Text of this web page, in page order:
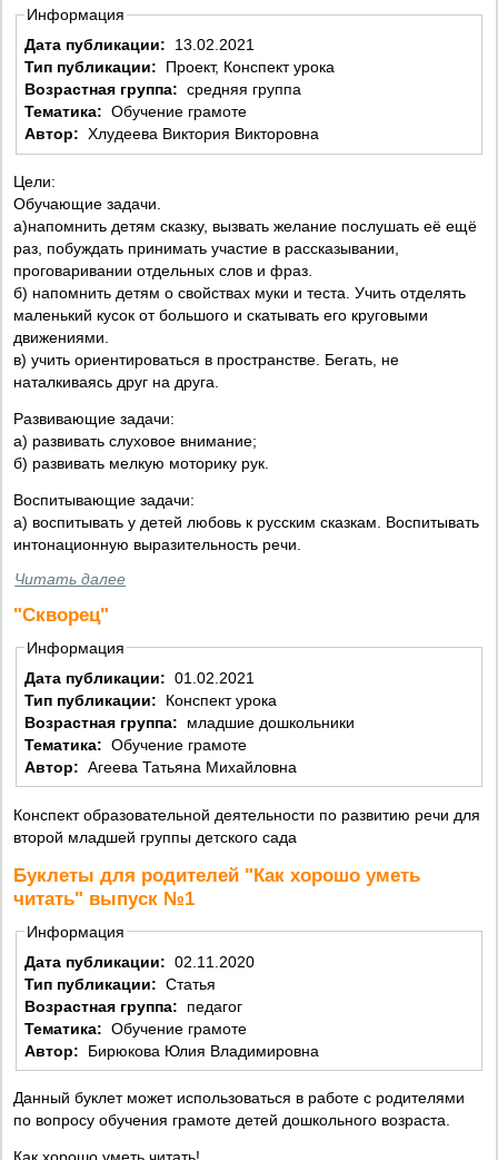
Информация
Дата публикации:
13.02.2021
Тип публикации:
Проект, Конспект урока
Возрастная группа: средняя группа
Тематика: Обучение грамоте
Автор: Хлудеева Виктория Викторовна
Цели:
Обучающие задачи.
а)напомнить детям сказку, вызвать желание послушать её ещё
раз, побуждать принимать участие в рассказывании,
проговаривании отдельных слов и фраз.
б) напомнить детям о свойствах муки и теста. Учить отделять
маленький кусок от большого и скатывать его круговыми
движениями.
в) учить ориентироваться в пространстве. Бегать, не
наталкиваясь друг на друга.
Развивающие задачи:
а) развивать слуховое внимание;
б) развивать мелкую моторику рук.
Воспитывающие задачи:
а) воспитывать у детей любовь к русским сказкам. Воспитывать
интонационную выразительность речи.
Читать далее
"Скворец"
Информация
Дата публикации: 01.02.2021
Тип публикации:
Конспект урока
Возрастная группа:
младшие дошкольники
Тематика: Обучение грамоте
Автор: Агеева Татьяна Михайловна
Конспект образовательной деятельности по развитию речи для
второй младшей группы детского сада
Буклеты для родителей "Как хорошо уметь
читать" выпуск №1
Информация
Дата публикации: 02.11.2020
Тип публикации: Статья
Возрастная группа:
педагог
Тематика: Обучение грамоте
Автор:
Бирюкова Юлия Владимировна
Данный буклет может использоваться в работе с родителями
по вопросу обучения грамоте детей дошкольного возраста.